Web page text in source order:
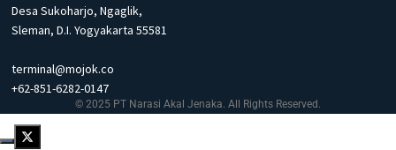
Desa Sukoharjo, Ngaglik,
Sleman, D.I. Yogyakarta 55581
terminal@mojok.co
+62-851-6282-0147
© 2025 PT Narasi Akal Jenaka. All Rights Reserved.